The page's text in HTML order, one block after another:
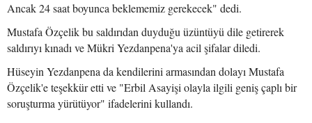
Ancak 24 saat boyunca beklememiz gerekecek" dedi.
Mustafa Özçelik bu saldırıdan duyduğu üzüntüyü dile getirerek
saldırıyı kınadı ve Mükri Yezdanpena'ya acil şifalar diledi.
Hüseyin Yezdanpena da kendilerini armasından dolayı Mustafa
Özçelik'e teşekkür etti ve "Erbil Asayişi olayla ilgili geniş çaplı bir
soruşturma yürütüyor" ifadelerini kullandı.